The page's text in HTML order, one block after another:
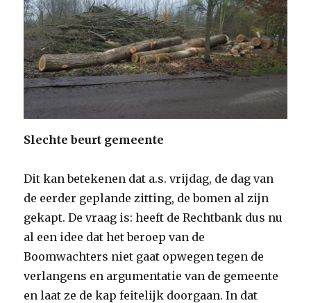
Slechte beurt gemeente
Dit kan betekenen dat a.s. vrijdag, de dag van
de eerder geplande zitting, de bomen al zijn
gekapt. De vraag is: heeft de Rechtbank dus nu
al een idee dat het beroep van de
Boomwachters niet gaat opwegen tegen de
verlangens en argumentatie van de gemeente
en laat ze de kap feitelijk doorgaan. In dat